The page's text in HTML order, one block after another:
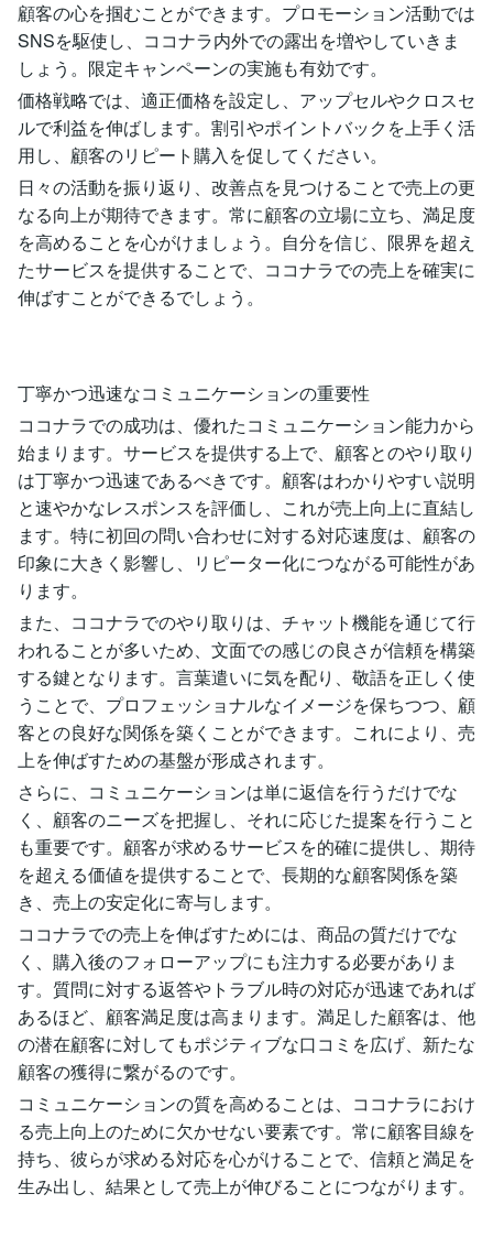
顧客の心を掴むことができます。プロモーション活動では
SNSを駆使し、ココナラ内外での露出を増やしていきま
しょう。限定キャンペーンの実施も有効です。
価格戦略では、適正価格を設定し、アップセルやクロスセ
ルで利益を伸ばします。割引やポイントバックを上手く活
用し、顧客のリピート購入を促してください。
日々の活動を振り返り、改善点を見つけることで売上の更
なる向上が期待できます。常に顧客の立場に立ち、満足度
を高めることを心がけましょう。自分を信じ、限界を超え
たサービスを提供することで、ココナラでの売上を確実に
伸ばすことができるでしょう。
丁寧かつ迅速なコミュニケーションの重要性
ココナラでの成功は、優れたコミュニケーション能力から
始まります。サービスを提供する上で、顧客とのやり取り
は丁寧かつ迅速であるべきです。顧客はわかりやすい説明
と速やかなレスポンスを評価し、これが売上向上に直結し
ます。特に初回の問い合わせに対する対応速度は、顧客の
印象に大きく影響し、リピーター化につながる可能性があ
ります。
また、ココナラでのやり取りは、チャット機能を通じて行
われることが多いため、文面での感じの良さが信頼を構築
する鍵となります。言葉遣いに気を配り、敬語を正しく使
うことで、プロフェッショナルなイメージを保ちつつ、顧
客との良好な関係を築くことができます。これにより、売
上を伸ばすための基盤が形成されます。
さらに、コミュニケーションは単に返信を行うだけでな
く、顧客のニーズを把握し、それに応じた提案を行うこと
も重要です。顧客が求めるサービスを的確に提供し、期待
を超える価値を提供することで、長期的な顧客関係を築
き、売上の安定化に寄与します。
ココナラでの売上を伸ばすためには、商品の質だけでな
く、購入後のフォローアップにも注力する必要がありま
す。質問に対する返答やトラブル時の対応が迅速であれば
あるほど、顧客満足度は高まります。満足した顧客は、他
の潜在顧客に対してもポジティブな口コミを広げ、新たな
顧客の獲得に繋がるのです。
コミュニケーションの質を高めることは、ココナラにおけ
る売上向上のために欠かせない要素です。常に顧客目線を
持ち、彼らが求める対応を心がけることで、信頼と満足を
生み出し、結果として売上が伸びることにつながります。